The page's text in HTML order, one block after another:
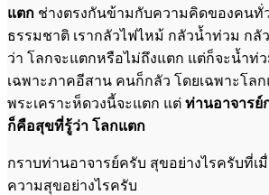
แตก ช่างตรงกันข้ามกับความคิดของคนทั่ว
ธรรมชาติ เรากลัวไฟไหม้ กลัวน้ำท่วม กลั
ว่า โลกจะแตกหรือไม่ถึงแตก แต่ก็จะน้ำท่ว
เฉพาะภาคอีสาน คนก็กลัว โดยเฉพาะโล
พระเคราะห็ดวงนี้จะแตก แต่ ท่านอาจารย์
ก็คือสุขที่รู้ว่า โลกแตก
กราบท่านอาจารย์ครับ สุขอย่างไรครับที่เ
ความสุขอย่างไรครับ